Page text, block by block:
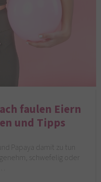
faulen Eiern
und Tipps
Papaya damit zu tun
schwefelig oder